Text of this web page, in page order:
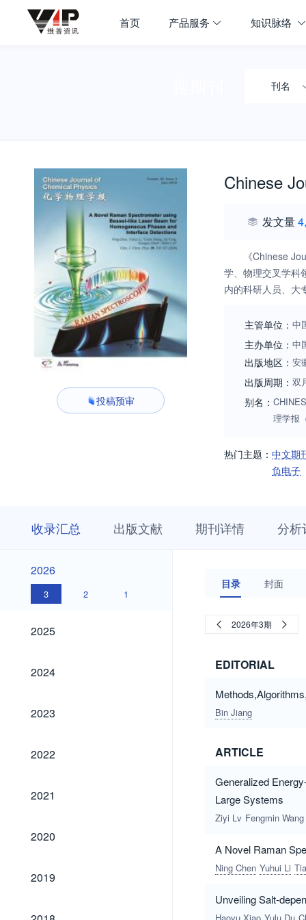
首页 产品服务 知识脉络
刊名
投稿预审
Chinese
发文量
《Chinese
学、物理交叉学科
内的科研人员、大
主管单位： 中
主办单位： 中
出版地区： 安
出版周期： 双
别名：
理学报
热门主题： 中文期
负电子
收录汇总 出版文献 期刊详情 分析
2026
2026
3 2 1
2025
2025
2024
2024
2023
2023
2022
2022
2021
2021
2020
2020
2019
2019
2018
目录 封面
2026年3期
EDITORIAL
Bin Jiang
ARTICLE
Generalized
Large Systems
Ziyi Lv Fengmin Wang
A Novel Raman
Ning Chen Yuhui Li
Unveiling Salt-